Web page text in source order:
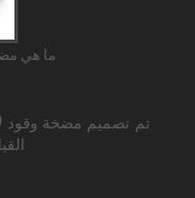
ما هي
تم تصميم مضخة وقود